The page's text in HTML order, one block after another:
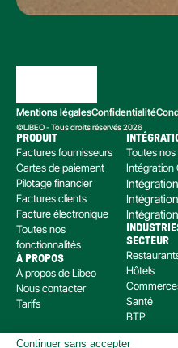
Mentions légalesConfidentialité
©LIBEO - Tous droits réservés 2026
PRODUIT
Factures fournisseurs
Cartes de paiement
Pilotage financier
Factures clients
Facture électronique
Toutes nos
fonctionnalités
À PROPOS
À propos de Libeo
Nous contacter
Tarifs
Toutes
Intégration
SECTEUR
Hôtels
Santé
BTP
Continuer sans accepter